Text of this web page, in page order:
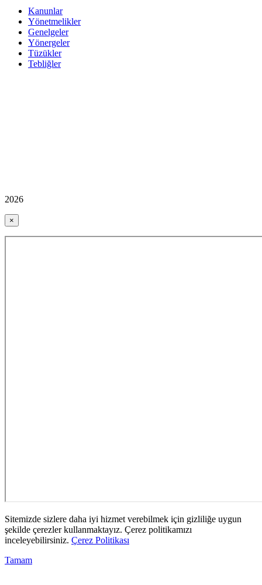
Kanunlar
Yönetmelikler
Genelgeler
Yönergeler
Tüzükler
Tebliğler
2026
×
Sitemizde sizlere daha iyi hizmet verebilmek için gizliliğe uygun
şekilde çerezler kullanmaktayız. Çerez politikamızı
inceleyebilirsiniz. Çerez Politikası
Tamam